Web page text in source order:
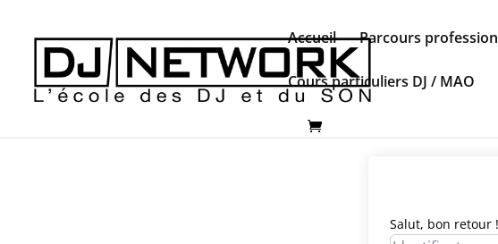
Accueil Parcours
Cours particuliers DJ / MAO
Salut, bon retour !